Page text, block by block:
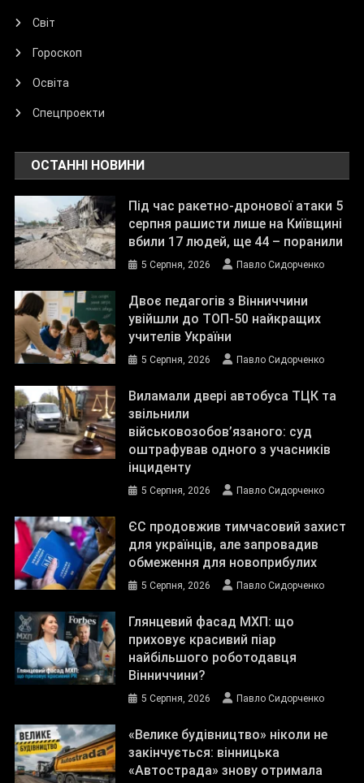
Світ
Гороскоп
Освіта
Спецпроекти
ОСТАННІ НОВИНИ
Під час ракетно-дронової атаки 5
серпня рашисти лише на Київщині
вбили 17 людей, ще 44 – поранили
5 Серпня, 2026 Павло Сидорченко
Двоє педагогів з Вінниччини
увійшли до ТОП-50 найкращих
учителів України
5 Серпня, 2026 Павло Сидорченко
Виламали двері автобуса ТЦК та
звільнили
військовозобов’язаного: суд
оштрафував одного з учасників
інциденту
5 Серпня, 2026 Павло Сидорченко
ЄС продовжив тимчасовий захист
для українців, але запровадив
обмеження для новоприбулих
5 Серпня, 2026 Павло Сидорченко
Глянцевий фасад МХП: що
приховує красивий піар
найбільшого роботодавця
Вінниччини?
5 Серпня, 2026 Павло Сидорченко
«Велике будівництво» ніколи не
закінчується: вінницька
«Автострада» знову отримала